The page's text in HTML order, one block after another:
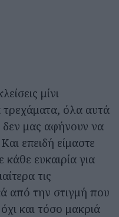
μίνι
τρεχάματα, όλα αυτά
μας αφήνουν να
επειδή είμαστε
ευκαιρία για
τις
από την στιγμή που
και τόσο μακριά